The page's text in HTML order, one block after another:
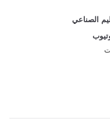
الصناعي